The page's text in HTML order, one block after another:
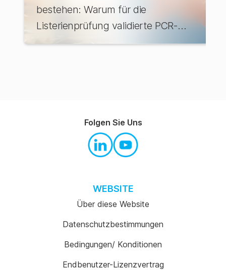
bestehen: Warum für die
Listerienprüfung validierte PCR-
Lösungen unverzichtbar sind
WEBSITE
Über diese Website
Datenschutzbestimmungen
Bedingungen/ Konditionen
Endbenutzer-Lizenzvertrag
Folgen Sie Uns